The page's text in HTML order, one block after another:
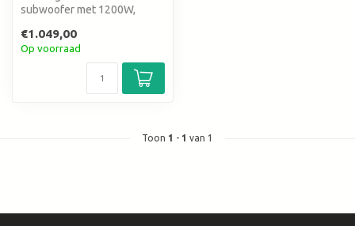
subwoofer met 1200W,
dB SPL. Su...
€1.049,00
Op voorraad
Toon 1 - 1 van 1